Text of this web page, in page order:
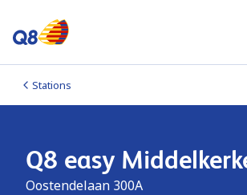
Stations
Q8 easy
Oostendelaan 300A